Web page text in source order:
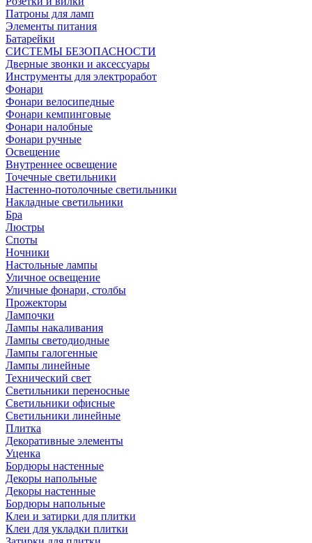
Патроны для ламп
Элементы питания
Батарейки
СИСТЕМЫ БЕЗОПАСНОСТИ
Дверные звонки и аксессуары
Инструменты для электроработ
Фонари
Фонари велосипедные
Фонари кемпинговые
Фонари налобные
Фонари ручные
Освещение
Внутреннее освещение
Точечные светильники
Настенно-потолочные светильники
Накладные светильники
Бра
Люстры
Споты
Ночники
Настольные лампы
Уличное освещение
Уличные фонари, столбы
Прожекторы
Лампочки
Лампы накаливания
Лампы светодиодные
Лампы галогенные
Лампы линейные
Технический свет
Светильники переносные
Светильники офисные
Светильники линейные
Плитка
Декоративные элементы
Уценка
Бордюры настенные
Декоры напольные
Декоры настенные
Бордюры напольные
Клеи и затирки для плитки
Клеи для укладки плитки